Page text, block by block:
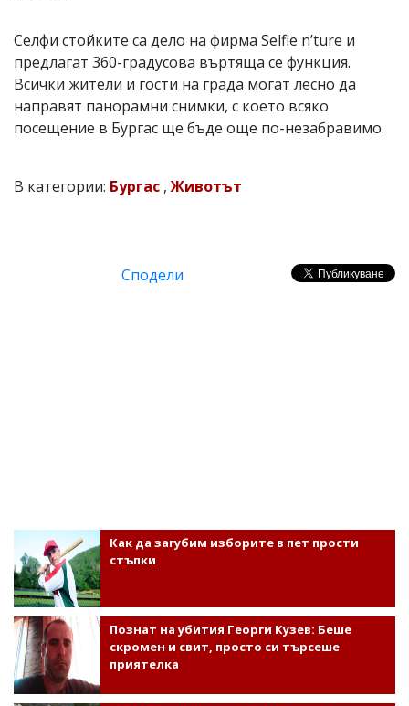
Селфи стойките са дело на фирма Selfie n’ture и
предлагат 360-градусова въртяща се функция.
Всички жители и гости на града могат лесно да
направят панорамни снимки, с което всяко
посещение в Бургас ще бъде още по-незабравимо.
В категории: Бургас ,Животът
Сподели
Как да загубим изборите в пет прости
стъпки
Познат на убития Георги Кузев: Беше
скромен и свит, просто си търсеше
приятелка